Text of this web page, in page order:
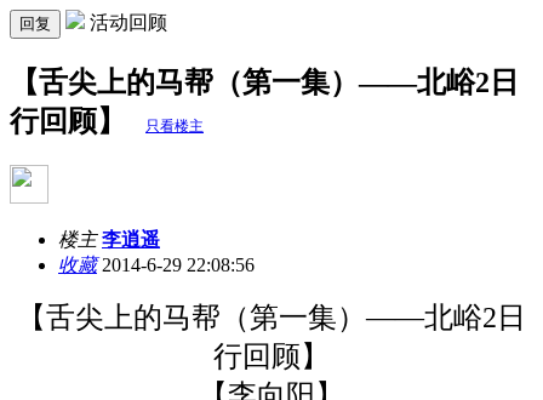
回复 活动回顾
【舌尖上的马帮（第一集）——北峪2日
行回顾】
只看楼主
楼主 李逍遥
收藏2014-6-29 22:08:56
【舌尖上的马帮（第一集）——北峪2日
行回顾】